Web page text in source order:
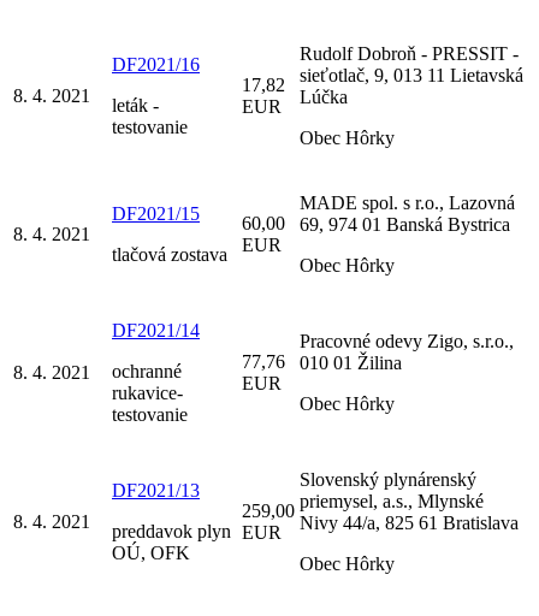
8. 4. 2021
DF2021/16
leták -
testovanie
17,82
EUR
Rudolf Dobroň - PRESSIT -
sieťotlač, 9, 013 11 Lietavská
Lúčka
Obec Hôrky
8. 4. 2021
DF2021/15
tlačová zostava
60,00
EUR
MADE spol. s r.o., Lazovná
69, 974 01 Banská Bystrica
Obec Hôrky
8. 4. 2021
DF2021/14
ochranné
rukavice-
testovanie
77,76
EUR
Pracovné odevy Zigo, s.r.o.,
010 01 Žilina
Obec Hôrky
8. 4. 2021
DF2021/13
preddavok plyn
OÚ, OFK
259,00
EUR
Slovenský plynárenský
priemysel, a.s., Mlynské
Nivy 44/a, 825 61 Bratislava
Obec Hôrky